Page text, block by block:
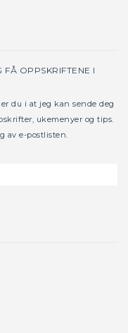
FÅ OPPSKRIFTENE I
du i at jeg kan sende deg
ukemenyer og tips.
av e-postlisten.